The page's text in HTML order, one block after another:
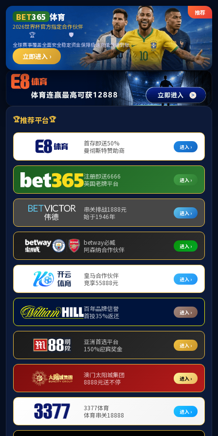
******
365英国上市公司(集团)官方网站-Global
Platform
请输入验证码下载附件